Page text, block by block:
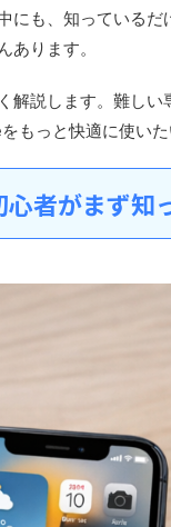
にも、知っている
ります。
解説します。難し
もっと快適に使いた
者がまず知